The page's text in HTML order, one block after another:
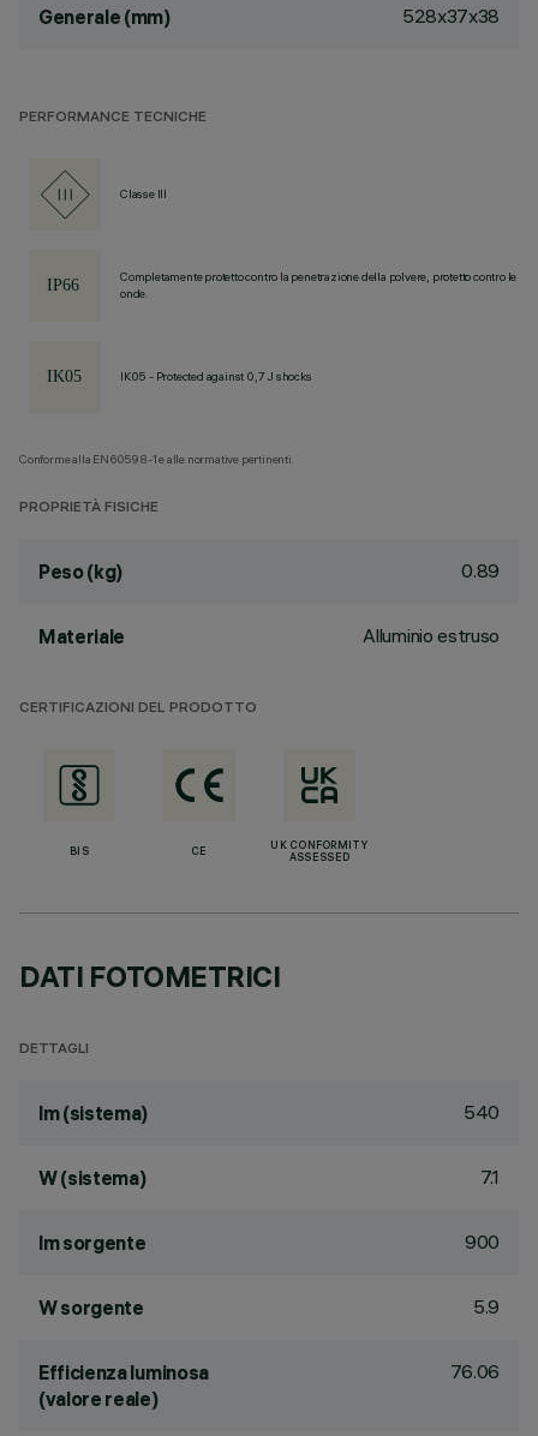
Generale (mm) 528x37x38
PERFORMANCE TECNICHE
Classe III
Completamente protetto contro la penetrazione della polvere, protetto contro le
onde.
IK05 - Protected against 0,7 J shocks
Conforme alla EN60598-1 e alle normative pertinenti.
PROPRIETÀ FISICHE
Peso (kg) 0.89
Materiale Alluminio estruso
CERTIFICAZIONI DEL PRODOTTO
BIS CE
UK CONFORMITY
ASSESSED
DATI FOTOMETRICI
DETTAGLI
lm (sistema) 540
W (sistema) 7.1
lm sorgente 900
W sorgente 5.9
Efficienza luminosa
(valore reale)
76.06